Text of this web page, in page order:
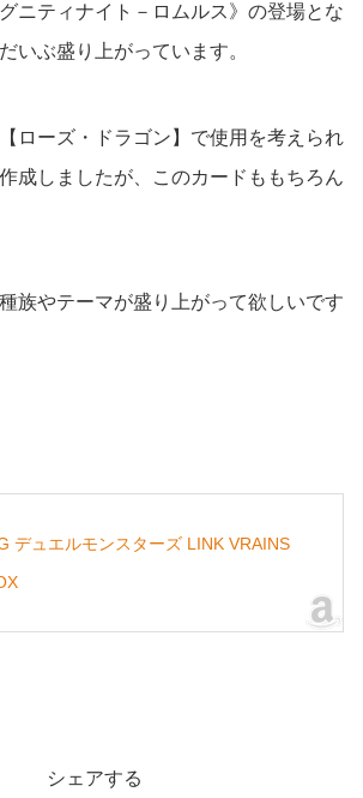
ニティナイト－ロムルス》の登場とな
いぶ盛り上がっています。
ローズ・ドラゴン】で使用を考えられ
成しましたが、このカードももちろん
族やテーマが盛り上がって欲しいです
デュエルモンスターズ LINK VRAINS
シェアする